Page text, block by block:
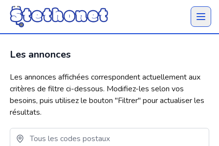
Ouvrir
Les annonces
Les annonces affichées correspondent actuellement aux
critères de filtre ci-dessous. Modifiez-les selon vos
besoins, puis utilisez le bouton "Filtrer" pour actualiser les
résultats.